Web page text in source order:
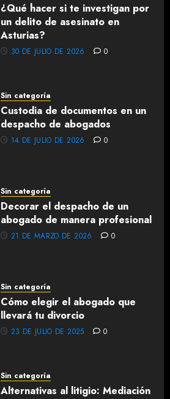
¿Qué hacer si te investigan por
un delito de asesinato en
Asturias?
30 DE JULIO DE 2026 0
Sin categoría
Custodia de documentos en un
despacho de abogados
14 DE JULIO DE 2026 0
Sin categoría
Decorar el despacho de un
abogado de manera profesional
21 DE MARZO DE 2026 0
Sin categoría
Cómo elegir el abogado que
llevará tu divorcio
23 DE JULIO DE 2025 0
Sin categoría
Alternativas al litigio: Mediación